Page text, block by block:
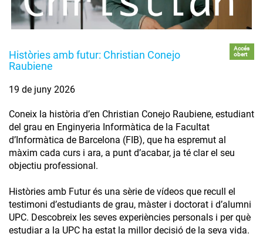
Històries amb futur: Christian Conejo
Raubiene
Accés
obert
19 de juny 2026
Coneix la història d’en Christian Conejo Raubiene, estudiant
del grau en Enginyeria Informàtica de la Facultat
d’Informàtica de Barcelona (FIB), que ha espremut al
màxim cada curs i ara, a punt d’acabar, ja té clar el seu
objectiu professional.
Històries amb Futur és una sèrie de vídeos que recull el
testimoni d’estudiants de grau, màster i doctorat i d’alumni
UPC. Descobreix les seves experiències personals i per què
estudiar a la UPC ha estat la millor decisió de la seva vida.